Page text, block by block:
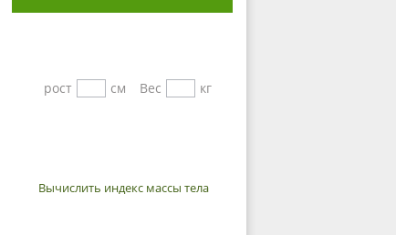
рост см Вес кг
Вычислить индекс массы тела